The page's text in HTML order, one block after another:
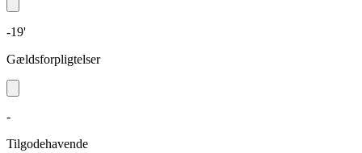
-19'
Gældsforpligtelser
-
Tilgodehavende